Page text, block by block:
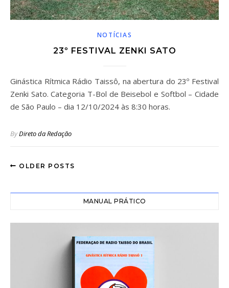
NOTÍCIAS
23º FESTIVAL ZENKI SATO
Ginástica Rítmica Rádio Taissô, na abertura do 23º Festival
Zenki Sato. Categoria T-Bol de Beisebol e Softbol – Cidade
de São Paulo – dia 12/10/2024 às 8:30 horas.
ByDireto da Redação
OLDER POSTS
MANUAL PRÁTICO